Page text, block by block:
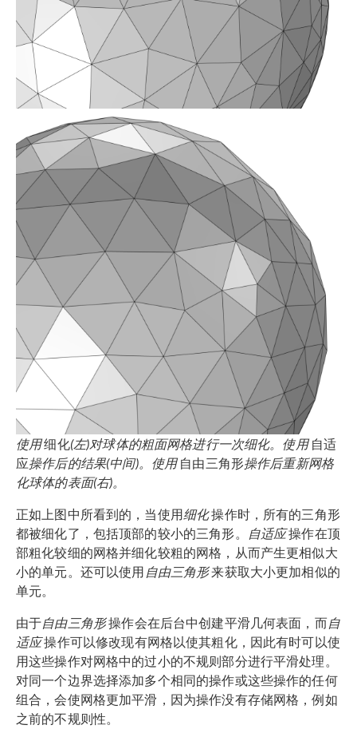
使用细化(左)对球体的粗面网格进行一次细化。使用自适
应操作后的结果(中间)。使用自由三角形操作后重新网格
化球体的表面(右)。
正如上图中所看到的，当使用细化操作时，所有的三角形
都被细化了，包括顶部的较小的三角形。
自适应操作在顶
部粗化较细的网格并细化较粗的网格，从而产生更相似大
小的单元。还可以使用 自由三角形来获取大小更加相似的
单元。
由于自由三角形操作会在后台中创建平滑几何表面，而自
适应操作可以修改现有网格以使其粗化，因此有时可以使
用这些操作对网格中的过小的不规则部分进行平滑处理。
对同一个边界选择添加多个相同的操作或这些操作的任何
组合，会使网格更加平滑，因为操作没有存储网格，例如
之前的不规则性。